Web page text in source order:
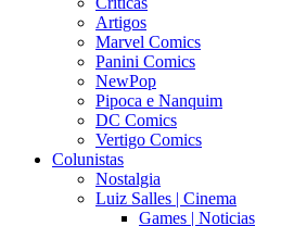
Artigos
Marvel Comics
Panini Comics
NewPop
Pipoca e Nanquim
DC Comics
Vertigo Comics
Colunistas
Nostalgia
Luiz Salles | Cinema
Games | Noticias